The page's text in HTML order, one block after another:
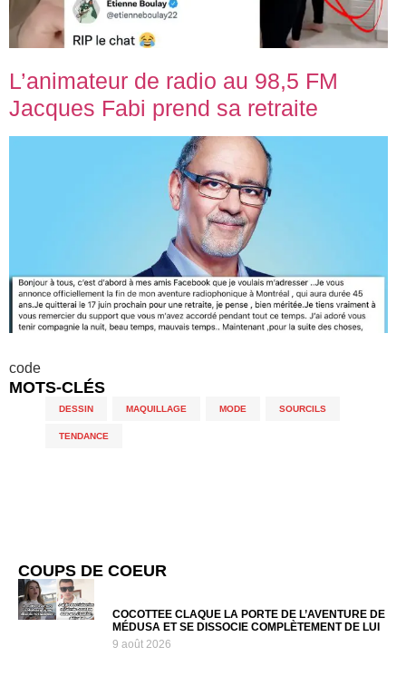
L’animateur de radio au 98,5 FM
Jacques Fabi prend sa retraite
code
MOTS-CLÉS
DESSIN MAQUILLAGE MODE SOURCILS
TENDANCE
COUPS DE COEUR
COCOTTEE CLAQUE LA PORTE DE L’AVENTURE DE
MÉDUSA ET SE DISSOCIE COMPLÈTEMENT DE LUI
9 août 2026